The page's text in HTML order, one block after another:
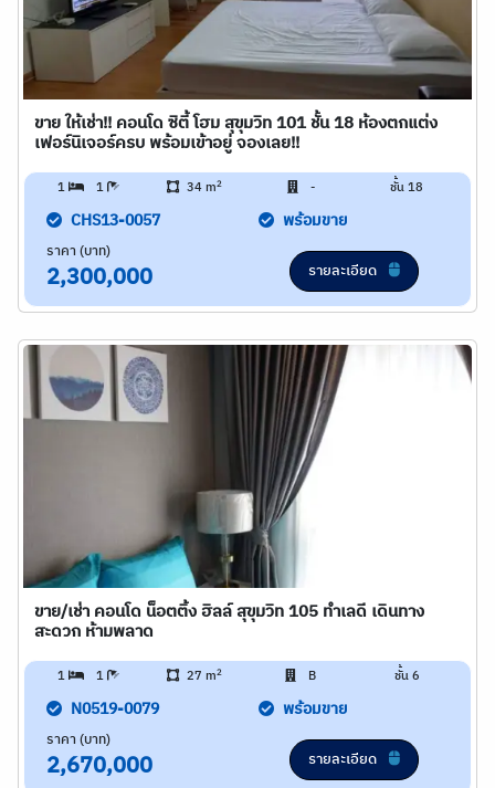
ขาย ให้เช่า!! คอนโด ซิตี้ โฮม สุขุมวิท 101 ชั้น 18 ห้องตกแต่ง
เฟอร์นิเจอร์ครบ พร้อมเข้าอยู่ จองเลย!!
1 1 34 m2 - ชั้น 18
CHS13-0057 พร้อมขาย
ราคา (บาท)
2,300,000 รายละเอียด
ขาย/เช่า คอนโด น็อตติ้ง ฮิลล์ สุขุมวิท 105 ทำเลดี เดินทาง
สะดวก ห้ามพลาด
1 1 27 m2 B ชั้น 6
N0519-0079 พร้อมขาย
ราคา (บาท)
2,670,000 รายละเอียด